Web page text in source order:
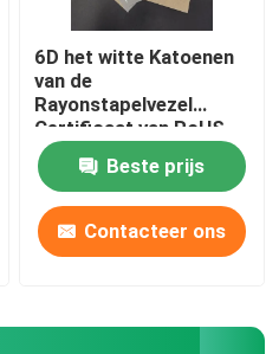
6D het witte Katoenen
van de
Rayonstapelvezel
Certificaat van RoHS
voor Tapijt
Beste prijs
Contacteer ons